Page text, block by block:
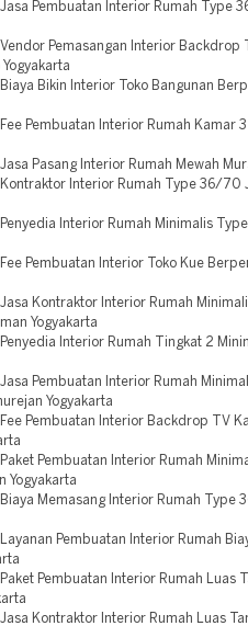
Pembuatan Interior Rumah Type
Pemasangan Interior Backdrop
Bikin Interior Toko Bangunan
Pembuatan Interior Rumah Kamar
Pasang Interior Rumah Mewah
Interior Rumah Type 36/70
Interior Rumah Minimalis
Pembuatan Interior Toko Kue
Kontraktor Interior Rumah
Yogyakarta
Interior Rumah Tingkat 2
Pembuatan Interior Rumah
Yogyakarta
Pembuatan Interior Backdrop TV
Pembuatan Interior Rumah
Yogyakarta
Memasang Interior Rumah Type
Pembuatan Interior Rumah
Pembuatan Interior Rumah Luas
Kontraktor Interior Rumah Luas